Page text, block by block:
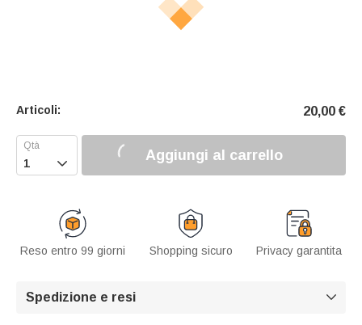
Articoli: 20,00 €
 Aggiungi al carrello
Reso entro 99 giorni Shopping sicuro Privacy garantita
Spedizione e resi 